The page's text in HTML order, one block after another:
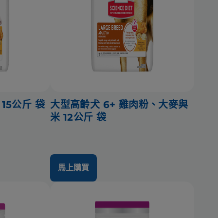
公斤 袋 大型高齡犬 6+ 雞肉粉、大麥與
米 12公斤 袋
馬上購買